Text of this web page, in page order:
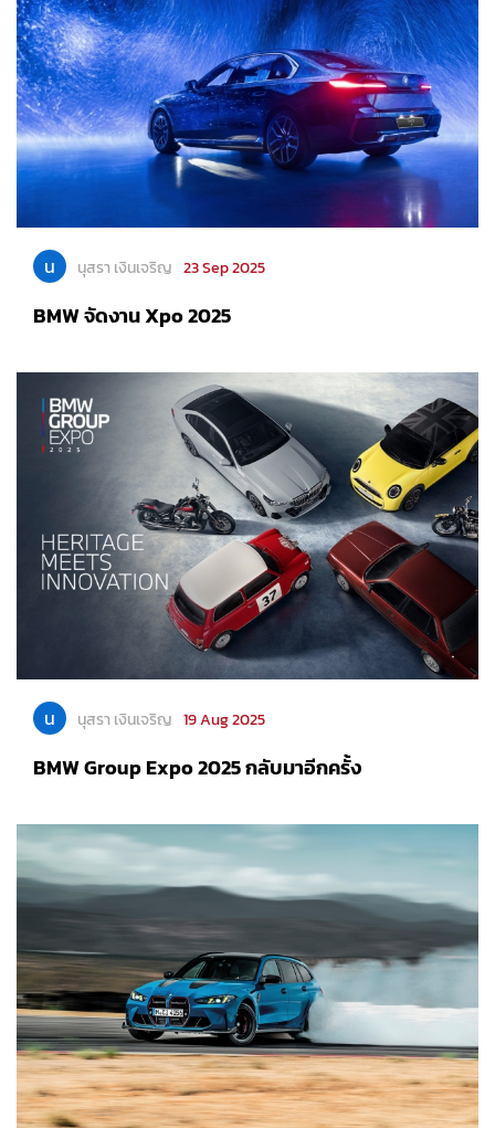
น นุสรา เงินเจริญ 23 Sep 2025
BMW จัดงาน Xpo 2025
น นุสรา เงินเจริญ 19 Aug 2025
BMW Group Expo 2025 กลับมาอีกครั้ง